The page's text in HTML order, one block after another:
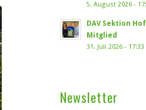
5. August 2026 -
DAV Sektion
Mitglied
31. Juli 2026 - 17:33
Newsletter